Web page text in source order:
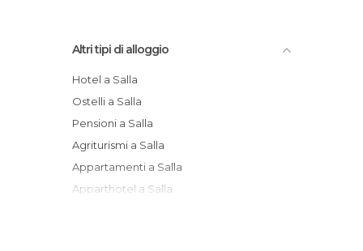
Altri tipi di alloggio
Hotel a Salla
Ostelli a Salla
Pensioni a Salla
Agriturismi a Salla
Appartamenti a Salla
Apparthotel a Salla